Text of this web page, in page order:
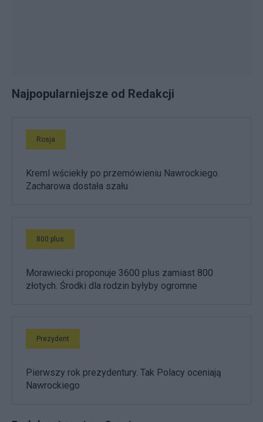
Najpopularniejsze od Redakcji
Rosja
Kreml wściekły po przemówieniu Nawrockiego.
Zacharowa dostała szału
800 plus
Morawiecki proponuje 3600 plus zamiast 800
złotych. Środki dla rodzin byłyby ogromne
Prezydent
Pierwszy rok prezydentury. Tak Polacy oceniają
Nawrockiego